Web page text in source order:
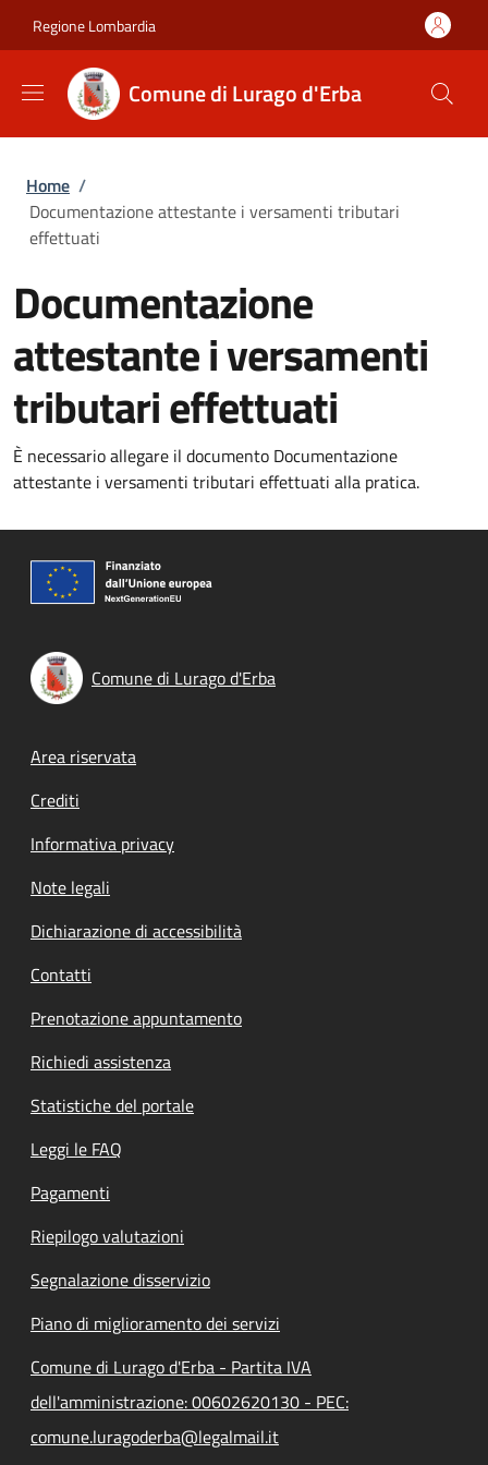
Regione Lombardia
Comune di Lurago d'Erba
Briciole di pane
Home /
Documentazione attestante i versamenti tributari
effettuati
Documentazione
attestante i versamenti
tributari effettuati
È necessario allegare il documento Documentazione
attestante i versamenti tributari effettuati alla pratica.
Comune di Lurago d'Erba
Footer menu
Area riservata
Crediti
Informativa privacy
Note legali
Dichiarazione di accessibilità
Contatti
Prenotazione appuntamento
Richiedi assistenza
Statistiche del portale
Leggi le FAQ
Pagamenti
Riepilogo valutazioni
Segnalazione disservizio
Piano di miglioramento dei servizi
Comune di Lurago d'Erba - Partita IVA
dell'amministrazione: 00602620130 - PEC:
comune.luragoderba@legalmail.it